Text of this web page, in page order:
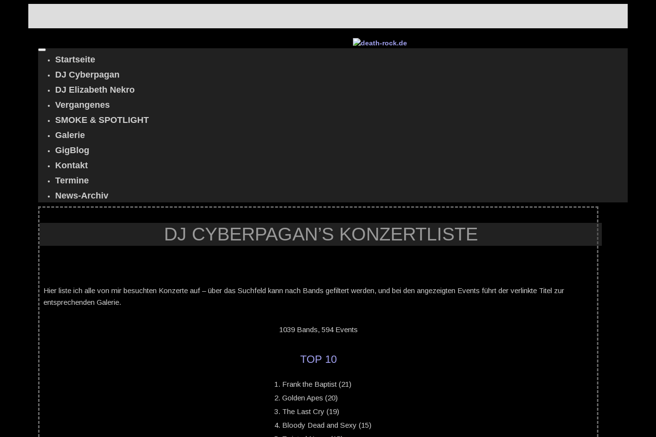
Startseite
DJ Cyberpagan
DJ Elizabeth Nekro
Vergangenes
SMOKE & SPOTLIGHT
Galerie
GigBlog
Kontakt
Termine
News-Archiv
DJ CYBERPAGAN’S KONZERTLISTE
Hier liste ich alle von mir besuchten Konzerte auf – über das Suchfeld kann nach Bands gefiltert werden, und bei den angezeigten Events führt der verlinkte Titel zur
entsprechenden Galerie.
1039 Bands, 594 Events
TOP 10
Frank the Baptist (21)
Golden Apes (20)
The Last Cry (19)
Bloody Dead and Sexy (15)